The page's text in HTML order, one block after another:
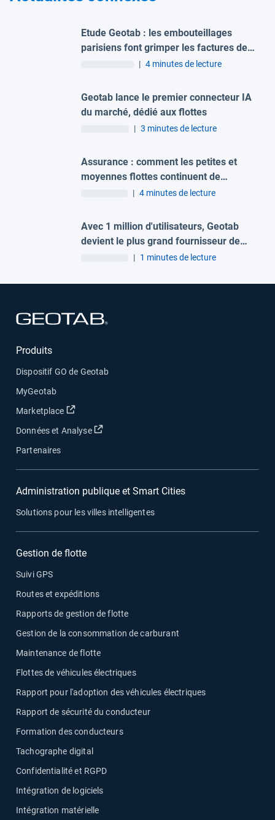
Etude Geotab : les embouteillages
parisiens font grimper les factures de
carburant des flottes
| 4 minutes de lecture
Geotab lance le premier connecteur IA
du marché, dédié aux flottes
| 3 minutes de lecture
Assurance : comment les petites et
moyennes flottes continuent de
s'assurer malgré la hausse des coûts ?
| 4 minutes de lecture
Avec 1 million d'utilisateurs, Geotab
devient le plus grand fournisseur de
solutions télématiques de bout en bout
| 1 minutes de lecture
Produits
Dispositif GO de Geotab
MyGeotab
Marketplace
Ouvrir dans une nouvelle fenêtre
Données et Analyse Ouvrir dans une nouvelle fenêtre
Partenaires
Administration publique et Smart Cities
Solutions pour les villes intelligentes
Gestion de flotte
Suivi GPS
Routes et expéditions
Rapports de gestion de flotte
Gestion de la consommation de carburant
Maintenance de flotte
Flottes de véhicules électriques
Rapport pour l'adoption des véhicules électriques
Rapport de sécurité du conducteur
Formation des conducteurs
Tachographe digital
Confidentialité et RGPD
Intégration de logiciels
Intégration matérielle